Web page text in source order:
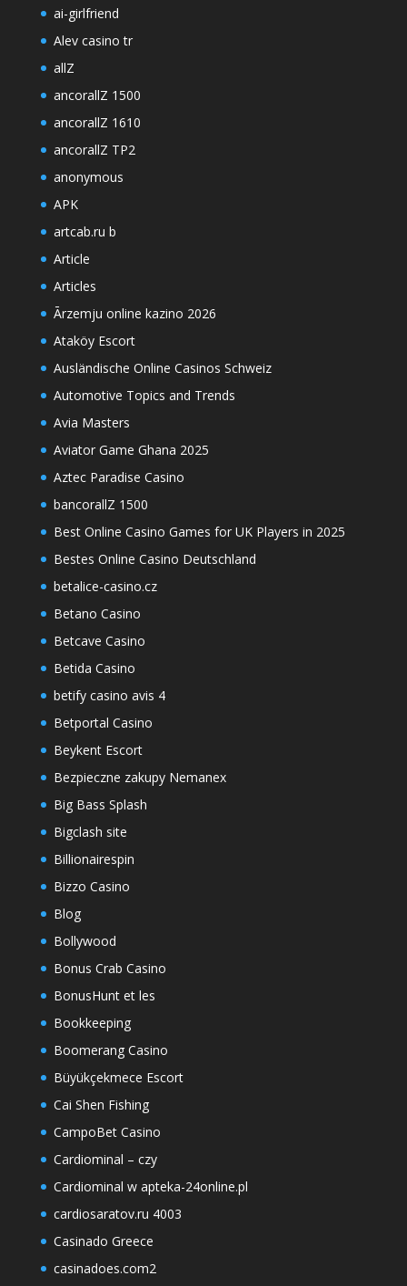
ai-girlfriend
Alev casino tr
allZ
ancorallZ 1500
ancorallZ 1610
ancorallZ TP2
anonymous
APK
artcab.ru b
Article
Articles
Ārzemju online kazino 2026
Ataköy Escort
Ausländische Online Casinos Schweiz
Automotive Topics and Trends
Avia Masters
Aviator Game Ghana 2025
Aztec Paradise Casino
bancorallZ 1500
Best Online Casino Games for UK Players in 2025
Bestes Online Casino Deutschland
betalice-casino.cz
Betano Casino
Betcave Casino
Betida Casino
betify casino avis 4
Betportal Casino
Beykent Escort
Bezpieczne zakupy Nemanex
Big Bass Splash
Bigclash site
Billionairespin
Bizzo Casino
Blog
Bollywood
Bonus Crab Casino
BonusHunt et les
Bookkeeping
Boomerang Casino
Büyükçekmece Escort
Cai Shen Fishing
CampoBet Casino
Cardiominal – czy
Cardiominal w apteka-24online.pl
cardiosaratov.ru 4003
Casinado Greece
casinadoes.com2